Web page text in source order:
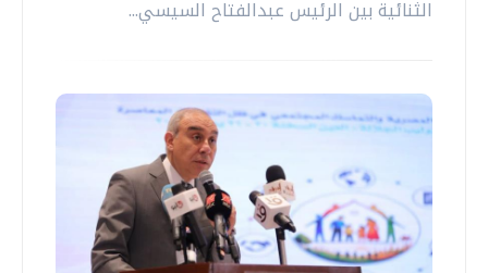
الثنائية بين الرئيس عبدالفتاح السيسي...